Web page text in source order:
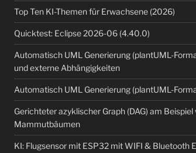
Top Ten KI-Themen für Erwachsene (2026)
Quicktest: Eclipse 2026-06 (4.40.0)
Automatisch UML Generierung (plantUML-
und externe Abhängigkeiten
Automatisch UML Generierung (plantUML-
Gerichteter azyklischer Graph (DAG) am Beispiel
Mammutbäumen
KI: Flugsensor mit ESP32 mit WIFI & Bluetooth